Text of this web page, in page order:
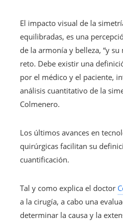
El impacto visual de la
equilibradas, es una
de la armonía y belleza, “y
reto. Debe existir una
por el médico y el paciente,
análisis cuantitativo de la
Colmenero.
Los últimos avances en
quirúrgicas facilitan su
cuantificación.
Tal y como explica el doctor
a la cirugía, a cabo una
determinar la causa y la